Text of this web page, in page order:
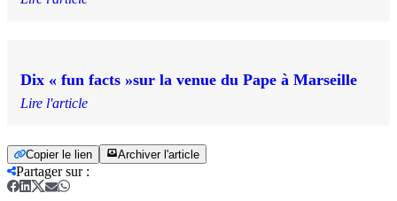
Dix « fun facts »sur la venue du Pape à Marseille
Lire l'article
Copier le lien Archiver l'article
Partager sur: